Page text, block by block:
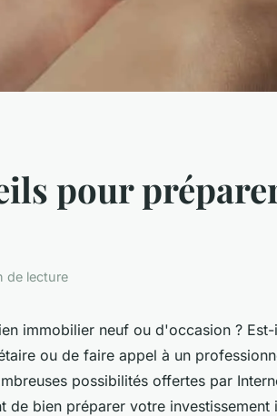
pour
de lecture
immobilier neuf ou d'occasion ?
ou de faire appel à un
possibilités offertes par
de bien préparer votre